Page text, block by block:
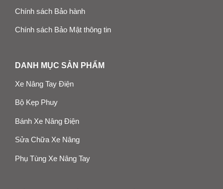
Chính sách Bảo hành
Chính sách Bảo Mật thông tin
DANH MỤC SẢN PHẨM
Xe Nâng Tay Điện
Bộ Kẹp Phuy
Bánh Xe Nâng Điện
Sửa Chữa Xe Nâng
Phụ Tùng Xe Nâng Tay